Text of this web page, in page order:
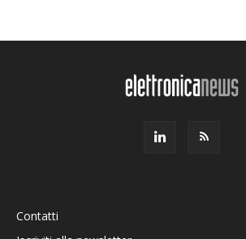
Contatti